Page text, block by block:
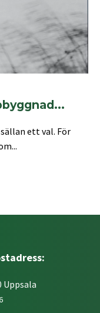
ett val. För
Uppsala